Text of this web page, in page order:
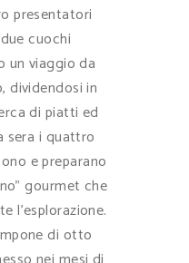
presentatori
cuochi
un viaggio da
dividendosi in
di piatti ed
sera i quattro
e preparano
gourmet che
l'esplorazione.
di otto